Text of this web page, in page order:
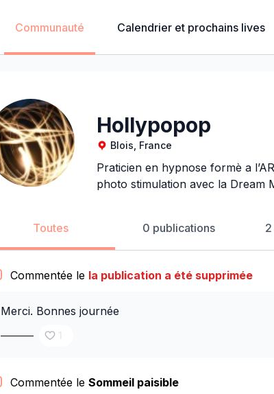
Communauté Calendrier et prochains lives
Hollypopop
Blois, France
Praticien en hypnose formè a
photo stimulation avec la Dream
Toutes 0 publications
Commentée le la publication a été supprimée
Merci. Bonnes journée
1
Commentée le Sommeil paisible